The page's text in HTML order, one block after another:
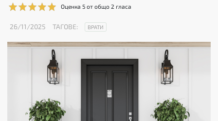
Оценка 5 от общо 2 гласа
26/11/2025 ТАГОВЕ: ВРАТИ